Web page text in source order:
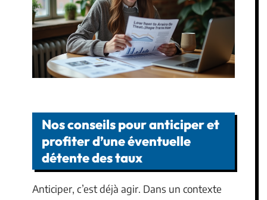
Nos conseils pour anticiper et
profiter d’une éventuelle
détente des taux
Anticiper, c’est déjà agir. Dans un contexte